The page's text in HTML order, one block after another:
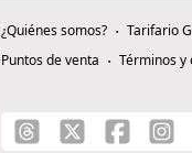
¿Quiénes somos? Tarifario
Puntos de venta
Términos y